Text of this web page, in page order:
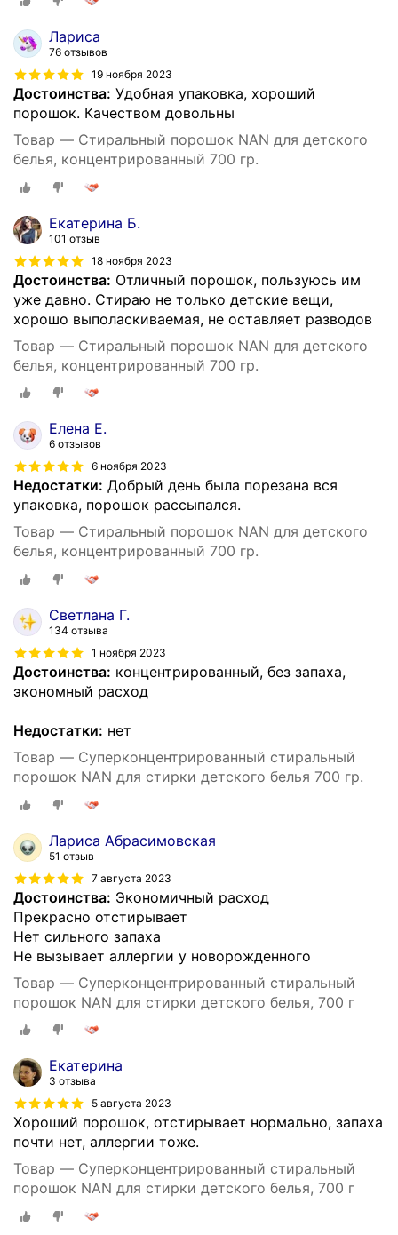
Лариса
76 отзывов
19 ноября 2023
Достоинства: Удобная упаковка, хороший
порошок. Качеством довольны
Товар — Стиральный порошок NAN для детского
белья, концентрированный 700 гр.
Екатерина Б.
101 отзыв
18 ноября 2023
Достоинства: Отличный порошок, пользуюсь им
уже давно. Стираю не только детские вещи,
хорошо выполаскиваемая, не оставляет разводов
Товар — Стиральный порошок NAN для детского
белья, концентрированный 700 гр.
Елена Е.
6 отзывов
6 ноября 2023
Недостатки: Добрый день была порезана вся
упаковка, порошок рассыпался.
Товар — Стиральный порошок NAN для детского
белья, концентрированный 700 гр.
Светлана Г.
134 отзыва
1 ноября 2023
Достоинства: концентрированный, без запаха,
экономный расход
Недостатки: нет
Товар — Суперконцентрированный стиральный
порошок NAN для стирки детского белья 700 гр.
Лариса Абрасимовская
51 отзыв
7 августа 2023
Достоинства: Экономичный расход
Прекрасно отстирывает
Нет сильного запаха
Не вызывает аллергии у новорожденного
Товар — Суперконцентрированный стиральный
порошок NAN для стирки детского белья, 700 г
Eкатерина
3 отзыва
5 августа 2023
Хороший порошок, отстирывает нормально, запаха
почти нет, аллергии тоже.
Товар — Суперконцентрированный стиральный
порошок NAN для стирки детского белья, 700 г